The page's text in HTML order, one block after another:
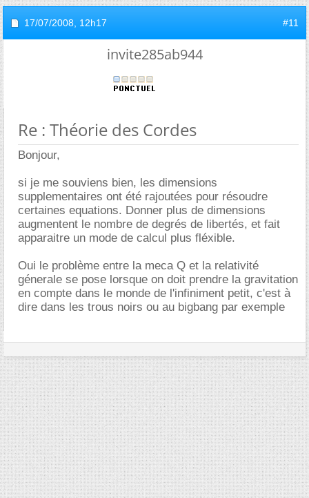
17/07/2008, 12h17 #11
invite285ab944
Re : Théorie des Cordes
Bonjour,
si je me souviens bien, les dimensions
supplementaires ont été rajoutées pour résoudre
certaines equations. Donner plus de dimensions
augmentent le nombre de degrés de libertés, et fait
apparaitre un mode de calcul plus fléxible.
Oui le problème entre la meca Q et la relativité
génerale se pose lorsque on doit prendre la gravitation
en compte dans le monde de l'infiniment petit, c'est à
dire dans les trous noirs ou au bigbang par exemple